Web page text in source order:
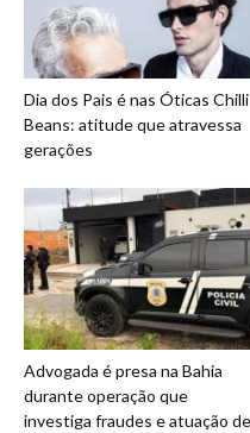
Dia dos Pais é nas Óticas Chilli
Beans: atitude que atravessa
gerações
Advogada é presa na Bahia
durante operação que
investiga fraudes e atuação de